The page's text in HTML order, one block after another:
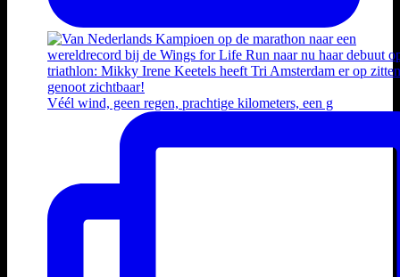
Véél wind, geen regen, prachtige kilometers, een g